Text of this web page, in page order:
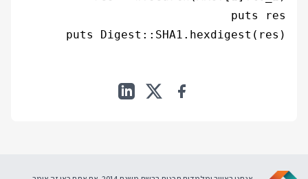
puts Digest::SHA1.hexdigest(res)